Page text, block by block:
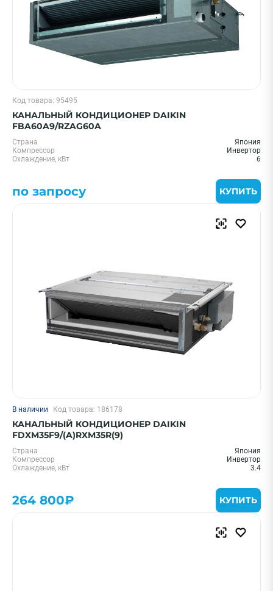
Код товара: 95495
КАНАЛЬНЫЙ КОНДИЦИОНЕР DAIKIN
FBA60A9/RZAG60A
Страна
Япония
Компрессор
Инвертор
Охлаждение, кВт
6
по запросу КУПИТЬ
В наличии Код товара: 186178
КАНАЛЬНЫЙ КОНДИЦИОНЕР DAIKIN
FDXM35F9/(A)RXM35R(9)
Страна
Япония
Компрессор
Инвертор
Охлаждение, кВт
3.4
264 800₽ КУПИТЬ